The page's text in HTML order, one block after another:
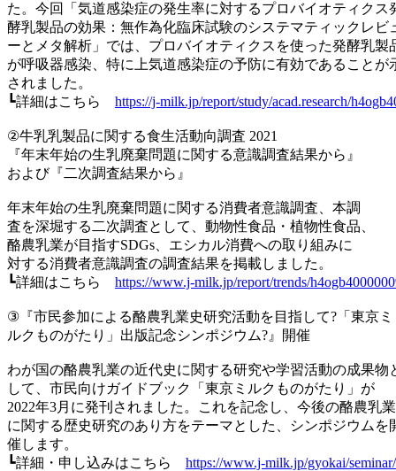
た。今回「気道感染症の発生率に対するプロバイオティクス
酵乳製品の効果：無作為化臨床試験のシステマティックレビ
ーとメタ解析」では、プロバイオティクスを使った発酵乳製
が呼吸器感染、特に上気道感染症の予防に有効であることが
されました。
┗詳細はこちら https://j-milk.jp/report/study/acad.research/
②牛乳乳製品に関する食生活動向調査 2021
『年末年始の生乳廃棄問題に関する意識調査結果から』
および『二次調査結果から』
年末年始の生乳廃棄問題に関する消費者意識調査、本調
査を深堀する二次調査として、動物性食品・植物性食品、
酪農乳業が目指すSDGs、エシカル消費への取り組みに
対する消費者意識調査の調査結果を掲載しました。
┗詳細はこちら https://www.j-milk.jp/report/trends/
③『市民参加による酪農乳業史研究活動を目指して?「東京ミ
ルクものがたり」出版記念シンポジウム?』開催
わが国の酪農乳業の近代史に関する研究や学習活動の成果物
して、市民向けガイドブック「東京ミルクものがたり」が
2022年3月に発刊されました。これを記念し、今後の酪農乳業
に関する歴史研究のあり方をテーマとした、シンポジウムを
催します。
┗詳細・申し込みはこちら https://www.j-milk.jp/gyokai/